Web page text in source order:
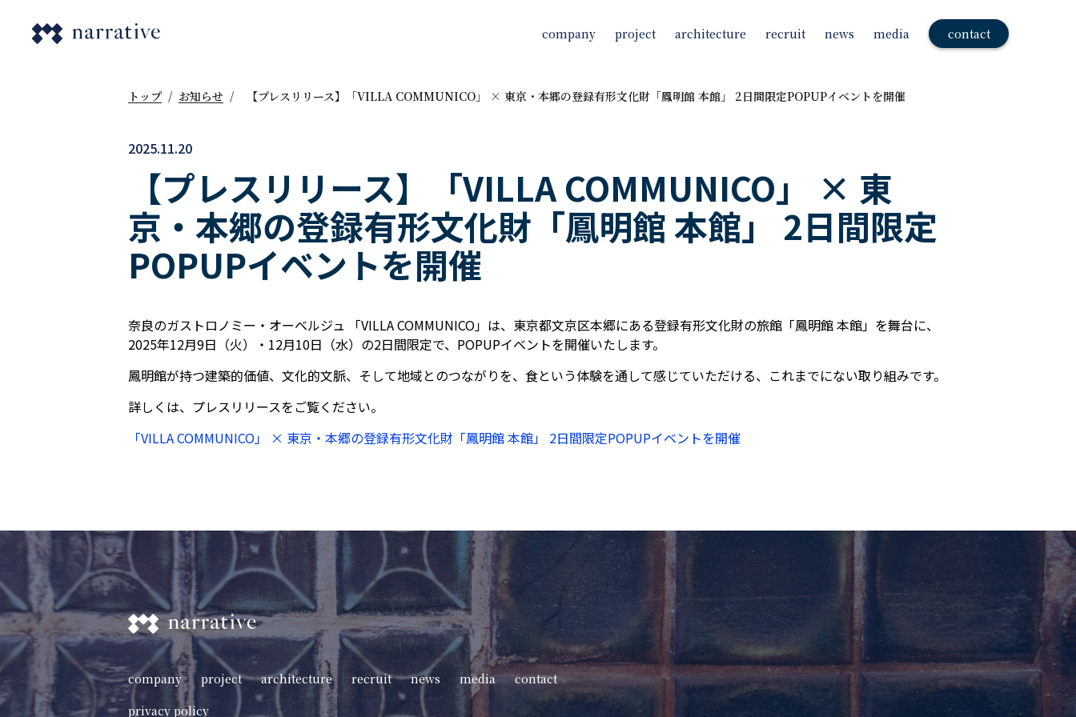
company project architecture recruit news media contact
トップ / お知らせ / 【プレスリリース】「VILLA COMMUNICO」 × 東京・本郷の登録有形文化財「鳳明館 本館」 2日間限定POPUPイベントを開催
2025.11.20
【プレスリリース】「VILLA COMMUNICO」 × 東
京・本郷の登録有形文化財「鳳明館 本館」 2日間限定
POPUPイベントを開催
奈良のガストロノミー・オーベルジュ 「VILLA COMMUNICO」は、東京都文京区本郷にある登録有形文化財の旅館「鳳明館 本館」を舞台に、
2025年12月9日（火）・12月10日（水）の2日間限定で、POPUPイベントを開催いたします。
鳳明館が持つ建築的価値、文化的文脈、そして地域とのつながりを、食という体験を通して感じていただける、これまでにない取り組みです。
詳しくは、プレスリリースをご覧ください。
「VILLA COMMUNICO」 × 東京・本郷の登録有形文化財「鳳明館 本館」 2日間限定POPUPイベントを開催
company project architecture recruit news media
contact
privacy policy